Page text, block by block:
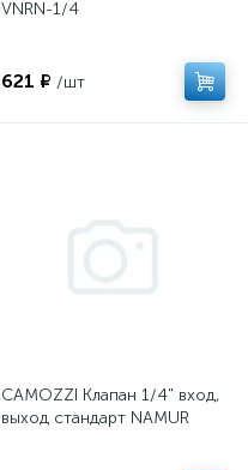
VNRN-1/4
621 ₽ /шт
CAMOZZI Клапан 1/4" вход,
выход стандарт NAMUR